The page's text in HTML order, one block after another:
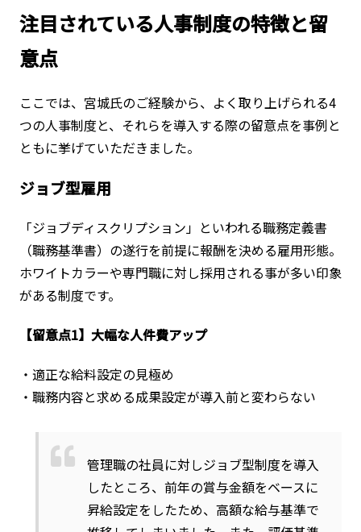
注目されている人事制度の特徴と留
意点
ここでは、宮城氏のご経験から、よく取り上げられる4
つの人事制度と、それらを導入する際の留意点を事例と
ともに挙げていただきました。
ジョブ型雇用
「ジョブディスクリプション」といわれる職務定義書
（職務基準書）の遂行を前提に報酬を決める雇用形態。
ホワイトカラーや専門職に対し採用される事が多い印象
がある制度です。
【留意点1】大幅な人件費アップ
・適正な給料設定の見極め
・職務内容と求める成果設定が導入前と変わらない
管理職の社員に対しジョブ型制度を導入
したところ、前年の賞与金額をベースに
昇給設定をしたため、高額な給与基準で